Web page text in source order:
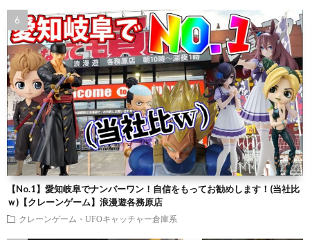
【No.1】愛知岐阜でナンバーワン！自信をもってお勧めします！(当社比
ｗ)【クレーンゲーム】浪漫遊各務原店
クレーンゲーム・UFOキャッチャー倉庫系